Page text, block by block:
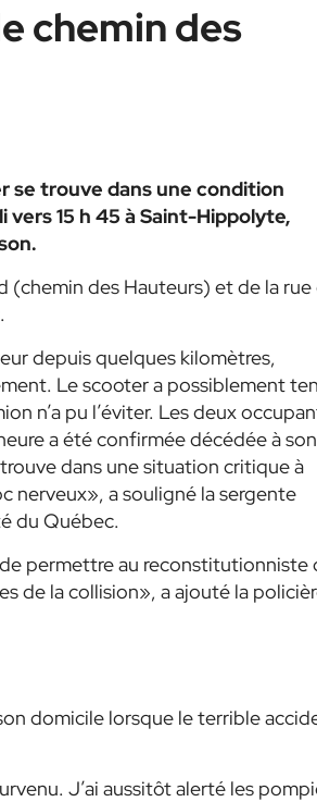
chemin des
se trouve dans une condition
15 h 45 à Saint-Hippolyte,
(chemin des Hauteurs) et de la rue
depuis quelques kilomètres,
Le scooter a possiblement
n’a pu l’éviter. Les deux
a été confirmée décédée à son
dans une situation critique à
nerveux», a souligné la sergente
du Québec.
permettre au reconstitutionniste
de la collision», a ajouté la
domicile lorsque le terrible
J’ai aussitôt alerté les